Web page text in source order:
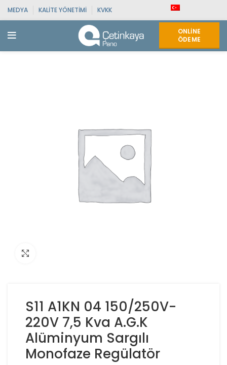
MEDYA KALITE YÖNETIMI KVKK
ONLINE
ÖDEME
S11 A1KN 04 150/250V-
220V 7,5 Kva A.G.K
Alüminyum Sargılı
Monofaze Regülatör